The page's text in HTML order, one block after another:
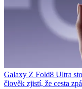
Galaxy Z Fold8 Ultra
člověk zjistí, že cesta